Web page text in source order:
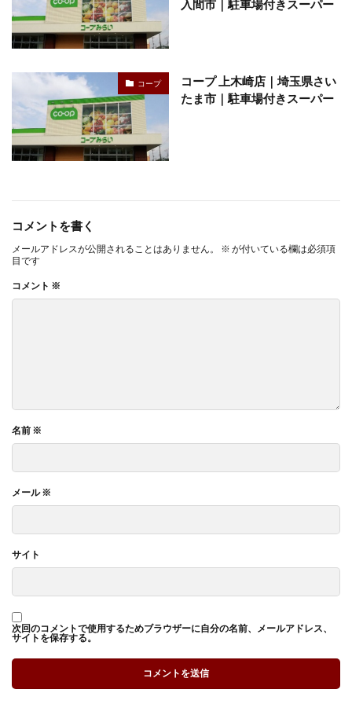
入間市｜駐車場付きスーパー
コープ
コープ 上木崎店｜埼玉県さい
たま市｜駐車場付きスーパー
コメントを書く
メールアドレスが公開されることはありません。 ※ が付いている欄は必須項
目です
コメント ※
名前 ※
メール※
サイト
次回のコメントで使用するためブラウザーに自分の名前、メールアドレス、
サイトを保存する。